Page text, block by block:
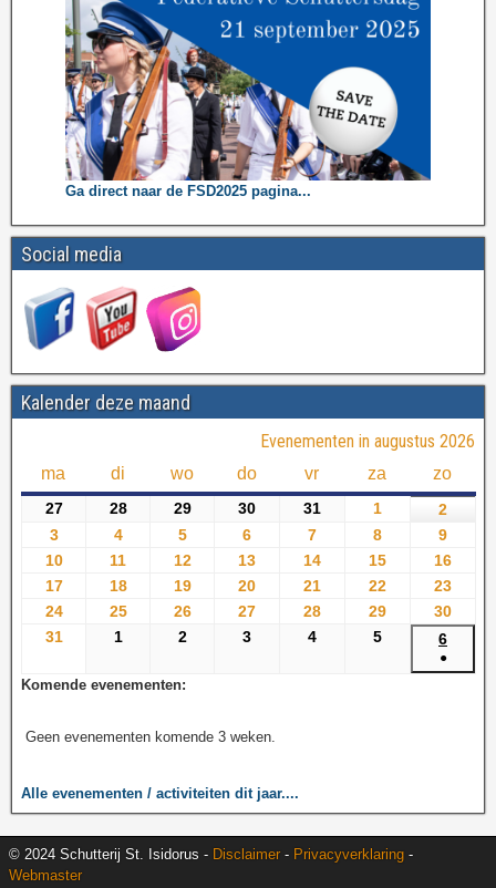
Ga direct naar de FSD2025 pagina...
Social media
Kalender deze maand
Evenementen in augustus 2026
ma di wo do vr za zo
27 28 29 30 31 1
2
3
4 5 6 7 8
9
10
11 12 13 14 15
16
17
18 19 20 21 22
23
24
25 26 27 28 29
30
31
1 2 3 4 5 6
●
Komende evenementen:
Geen evenementen komende 3 weken.
Alle evenementen / activiteiten dit jaar....
© 2024 Schutterij St. Isidorus - Disclaimer - Privacyverklaring -
Webmaster